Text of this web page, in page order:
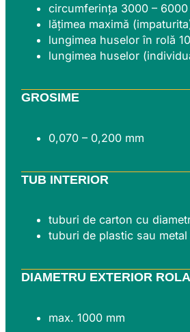
circumferința 3000 – 6000
lățimea maximă
lungimea huselor în rolă
lungimea huselor
GROSIME
0,070 – 0,200 mm
TUB INTERIOR
tuburi de carton cu
tuburi de plastic sau
DIAMETRU EXTERIOR ROLA
max. 1000 mm